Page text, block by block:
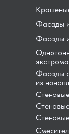
Фасады
Фасады
Фасады
из